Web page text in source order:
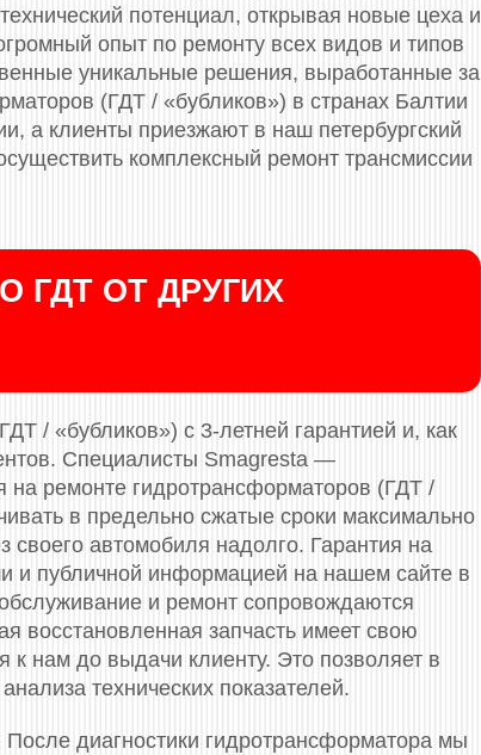
потенциал, открывая новые цеха и
опыт по ремонту всех видов и типов
уникальные решения, выработанные за
(ГДТ / «бубликов») в странах Балтии
а клиенты приезжают в наш петербургский
комплексный ремонт трансмиссии
ГДТ ОТ ДРУГИХ
/ «бубликов») с 3-летней гарантией и, как
Специалисты Smagresta —
на ремонте гидротрансформаторов (ГДТ /
в предельно сжатые сроки максимально
автомобиля надолго. Гарантия на
и публичной информацией на нашем сайте в
и ремонт сопровождаются
восстановленная запчасть имеет свою
к нам до выдачи клиенту. Это позволяет в
технических показателей.
диагностики гидротрансформатора мы